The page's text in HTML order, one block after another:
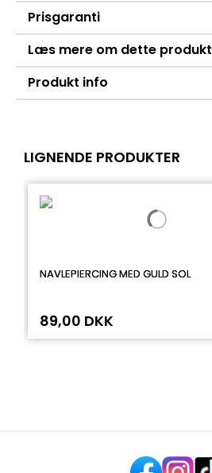
Prisgaranti
Læs mere om dette produkt
Produkt info
LIGNENDE PRODUKTER
NAVLEPIERCING MED GULD SOL
89,00 DKK